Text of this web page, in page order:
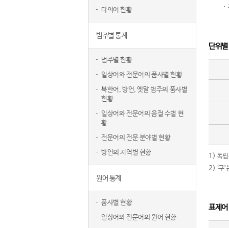
다의어 현황
범주별 통계
범주별 현황
일상어와 전문어의 품사별 현황
북한어, 방언, 옛말 범주의 품사별
현황
일상어와 전문어의 음절 수별 현
황
전문어의 전문 분야별 현황
방언의 지역별 현황
원어 통계
품사별 현황
일상어와 전문어의 원어 현황
단위
1) 독립
2) ‘구
표제